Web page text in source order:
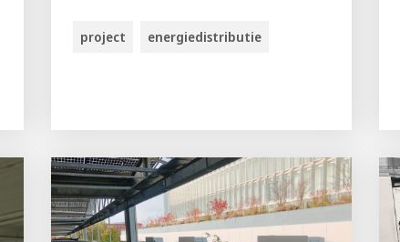
project energiedistributie